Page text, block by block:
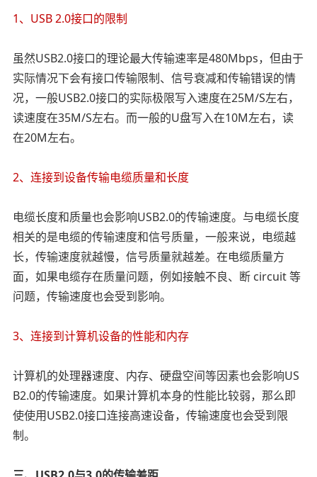
1、USB 2.0接口的限制
虽然USB2.0接口的理论最大传输速率是480Mbps，但由于
实际情况下会有接口传输限制、信号衰减和传输错误的情
况，一般USB2.0接口的实际极限写入速度在25M/S左右，
读速度在35M/S左右。而一般的U盘写入在10M左右，读
在20M左右。
2、连接到设备传输电缆质量和长度
电缆长度和质量也会影响USB2.0的传输速度。与电缆长度
相关的是电缆的传输速度和信号质量，一般来说，电缆越
长，传输速度就越慢，信号质量就越差。在电缆质量方
面，如果电缆存在质量问题，例如接触不良、断 circuit 等
问题，传输速度也会受到影响。
3、连接到计算机设备的性能和内存
计算机的处理器速度、内存、硬盘空间等因素也会影响US
B2.0的传输速度。如果计算机本身的性能比较弱，那么即
使使用USB2.0接口连接高速设备，传输速度也会受到限
制。